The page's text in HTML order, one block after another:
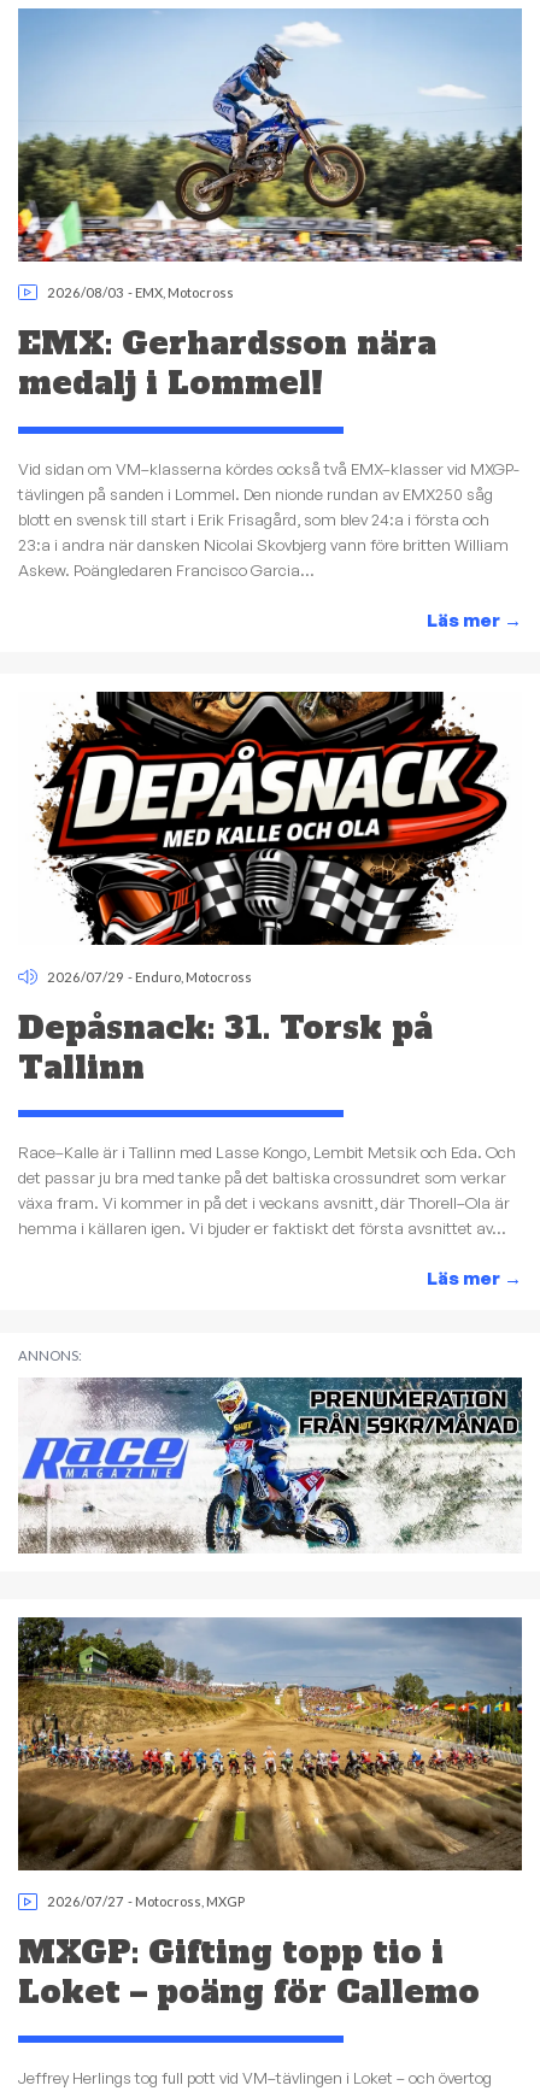
2026/08/03 - EMX Motocross
EMX: Gerhardsson nära
medalj i Lommel!
Vid sidan om VM–klasserna kördes också två EMX–klasser vid MXGP-
tävlingen på sanden i Lommel. Den nionde rundan av EMX250 såg
blott en svensk till start i Erik Frisagård, som blev 24:a i första och
23:a i andra när dansken Nicolai Skovbjerg vann före britten William
Askew. Poängledaren Francisco Garcia...
Läs mer →
2026/07/29 - Enduro Motocross
Depåsnack: 31. Torsk på
Tallinn
Race–Kalle är i Tallinn med Lasse Kongo, Lembit Metsik och Eda. Och
det passar ju bra med tanke på det baltiska crossundret som verkar
växa fram. Vi kommer in på det i veckans avsnitt, där Thorell–Ola är
hemma i källaren igen. Vi bjuder er faktiskt det första avsnittet av...
Läs mer →
ANNONS:
2026/07/27 - Motocross MXGP
MXGP: Gifting topp tio i
Loket – poäng för Callemo
Jeffrey Herlings tog full pott vid VM–tävlingen i Loket – och övertog